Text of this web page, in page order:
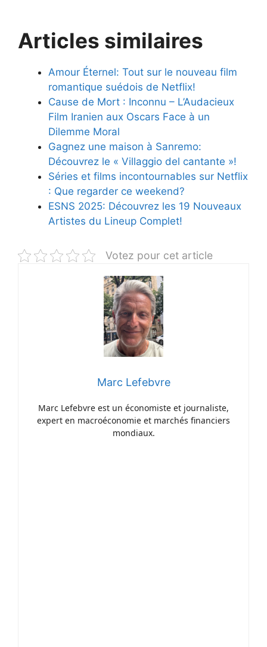
Articles similaires
Amour Éternel: Tout sur le nouveau film
romantique suédois de Netflix!
Cause de Mort : Inconnu – L’Audacieux
Film Iranien aux Oscars Face à un
Dilemme Moral
Gagnez une maison à Sanremo:
Découvrez le « Villaggio del cantante »!
Séries et films incontournables sur Netflix
: Que regarder ce weekend?
ESNS 2025: Découvrez les 19 Nouveaux
Artistes du Lineup Complet!
Votez pour cet article
Marc Lefebvre
Marc Lefebvre est un économiste et journaliste,
expert en macroéconomie et marchés financiers
mondiaux.